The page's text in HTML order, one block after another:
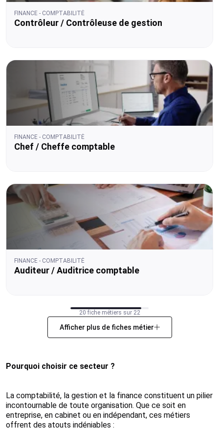
FINANCE - COMPTABILITÉ
Contrôleur / Contrôleuse de gestion
FINANCE - COMPTABILITÉ
Chef / Cheffe comptable
FINANCE - COMPTABILITÉ
Auditeur / Auditrice comptable
20 fiche métiers sur 22
Afficher plus de fiches métier
Pourquoi choisir ce secteur ?
La comptabilité, la gestion et la finance constituent un pilier
incontournable de toute organisation. Que ce soit en
entreprise, en cabinet ou en indépendant, ces métiers
offrent des atouts indéniables :